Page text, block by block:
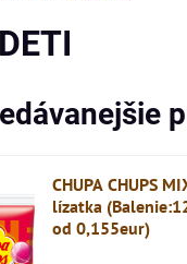
CHUPA CHUPS
lízatka
od 0,155eur)